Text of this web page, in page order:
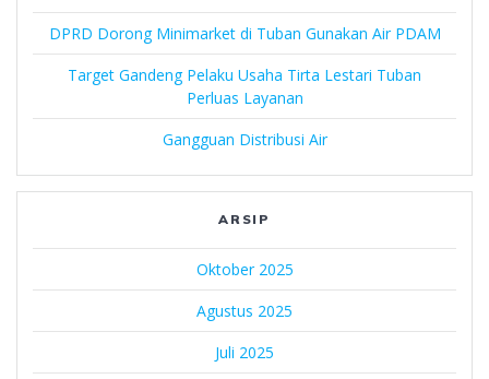
DPRD Dorong Minimarket di Tuban Gunakan Air PDAM
Target Gandeng Pelaku Usaha Tirta Lestari Tuban
Perluas Layanan
Gangguan Distribusi Air
ARSIP
Oktober 2025
Agustus 2025
Juli 2025